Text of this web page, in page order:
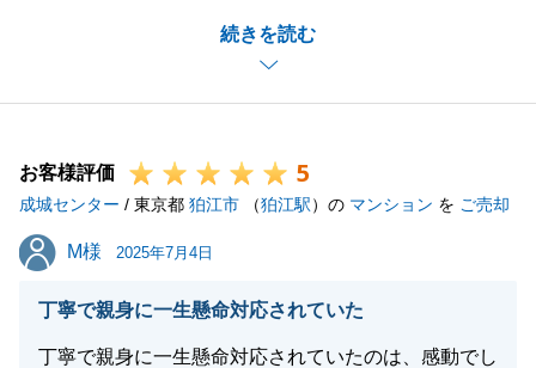
続きを読む
無事にお引渡までお付き合いさせて頂き、大変嬉しく
今後も常に前向き・正確・丁寧な接客を心掛けてまい
不動産に関するお困りごとやご相談がございました
ら、いつでも弊社にお問い合わせくださいませ。
今後とも何卒よろしくお願いいたします。
閉じる
お客様評価 5
成城センター / 東京都 狛江市 （狛江駅）の マンション を ご売却
M様
M様 2025年7月4日
丁寧で親身に一生懸命対応されていた
丁寧で親身に一生懸命対応されていたのは、感動でし